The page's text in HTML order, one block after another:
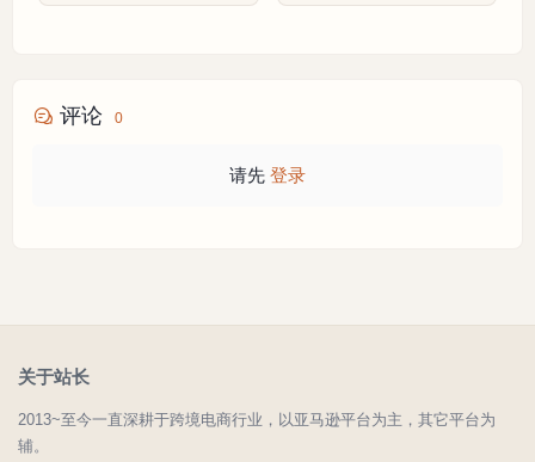
评论 0
请先 登录
关于站长
2013~至今一直深耕于跨境电商行业，以亚马逊平台为主，其它平台为
辅。